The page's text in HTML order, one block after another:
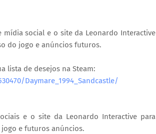
social e o site da Leonardo Interactive
do jogo e anúncios futuros.
lista de desejos na Steam:
Daymare_1994_Sandcastle/
e o site da Leonardo Interactive para
e futuros anúncios.